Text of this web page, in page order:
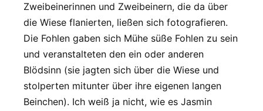
Zweibeinerinnen und Zweibeinern, die da über
die Wiese flanierten, ließen sich fotografieren.
Die Fohlen gaben sich Mühe süße Fohlen zu sein
und veranstalteten den ein oder anderen
Blödsinn (sie jagten sich über die Wiese und
stolperten mitunter über ihre eigenen langen
Beinchen). Ich weiß ja nicht, wie es Jasmin